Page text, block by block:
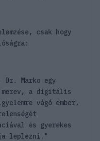
csak hogy
Marko egy
merev, a digitális
vágó ember,
és gyerekes
leplezni."